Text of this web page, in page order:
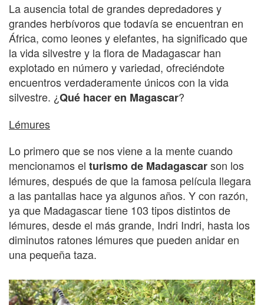
La ausencia total de grandes depredadores y
grandes herbívoros que todavía se encuentran en
África, como leones y elefantes, ha significado que
la vida silvestre y la flora de Madagascar han
explotado en número y variedad, ofreciéndote
encuentros verdaderamente únicos con la vida
silvestre. ¿Qué hacer en Magascar?
Lémures
Lo primero que se nos viene a la mente cuando
mencionamos el turismo de Madagascarson los
lémures, después de que la famosa película llegara
a las pantallas hace ya algunos años. Y con razón,
ya que Madagascar tiene 103 tipos distintos de
lémures, desde el más grande, Indri Indri, hasta los
diminutos ratones lémures que pueden anidar en
una pequeña taza.